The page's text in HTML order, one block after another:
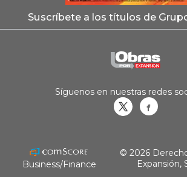
Suscríbete a los títulos de
Síguenos en nuestras redes
Business/Finance
© 2026
Expansión,